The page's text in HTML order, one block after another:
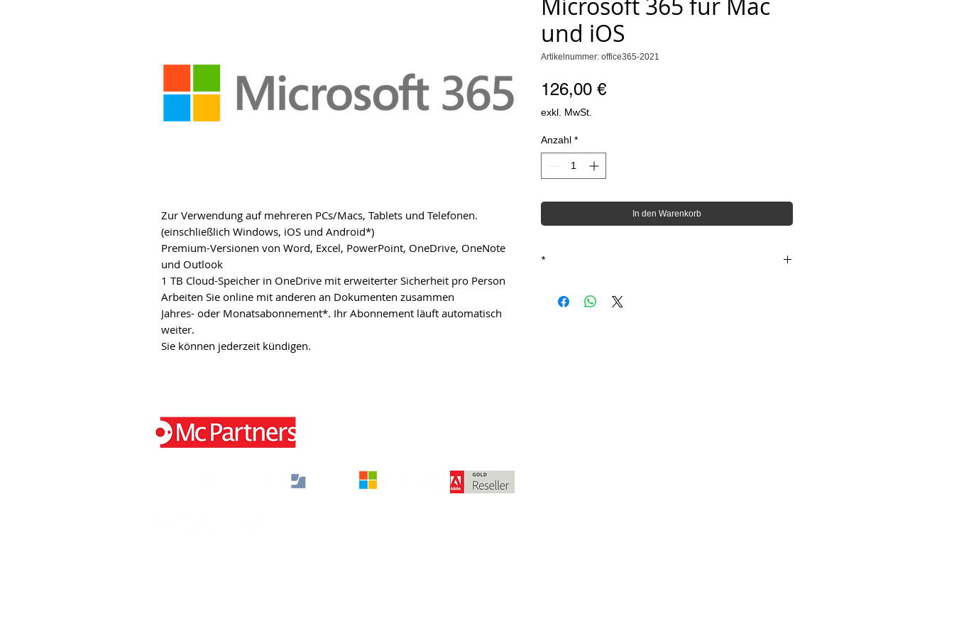
Zur Verwendung auf mehreren PCs/Macs, Tablets und Telefonen.
(einschließlich Windows, iOS und Android*)
Premium-Versionen von Word, Excel, PowerPoint, OneDrive, OneNote
und Outlook
1 TB Cloud-Speicher in OneDrive mit erweiterter Sicherheit pro Person
Arbeiten Sie online mit anderen an Dokumenten zusammen
Jahres- oder Monatsabonnement*. Ihr Abonnement läuft automatisch
weiter.
Sie können jederzeit kündigen.
Microsoft 365 für Mac
und iOS
Artikelnummer: office365-2021
126,00 €Preis
exkl. MwSt.
Anzahl *
In den Warenkorb
*
* Diese Kosten gelten jährlich und werden jedes Jahr